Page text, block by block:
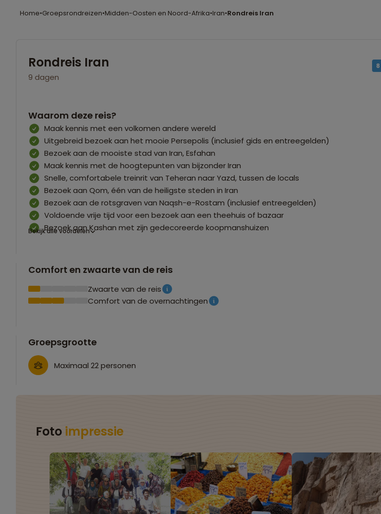
Home•Groepsrondreizen•Midden-Oosten en Noord-Afrika•Iran•Rondreis Iran
Rondreis Iran
9 dagen
8
Waarom deze reis?
Maak kennis met een volkomen andere wereld
Uitgebreid bezoek aan het mooie Persepolis (inclusief gids en entreegelden)
Bezoek aan de mooiste stad van Iran, Esfahan
Maak kennis met de hoogtepunten van bijzonder Iran
Snelle, comfortabele treinrit van Teheran naar Yazd, tussen de locals
Bezoek aan Qom, één van de heiligste steden in Iran
Bezoek aan de rotsgraven van Naqsh-e-Rostam (inclusief entreegelden)
Voldoende vrije tijd voor een bezoek aan een theehuis of bazaar
Bezoek aan Kashan met zijn gedecoreerde koopmanshuizen
Bekijk alle voordelen
Comfort en zwaarte van de reis
Zwaarte van de reis
Comfort van de overnachtingen
Groepsgrootte
Maximaal 22 personen
Foto impressie